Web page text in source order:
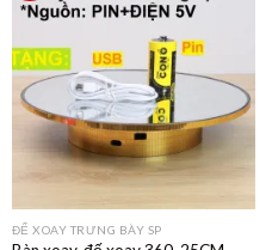
ĐẾ XOAY TRƯNG BÀY SP